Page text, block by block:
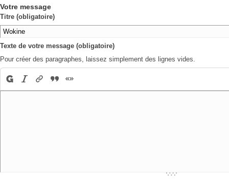
Votre message
Titre (obligatoire)
Texte de votre message (obligatoire)
Pour créer des paragraphes, laissez simplement des lignes vides.